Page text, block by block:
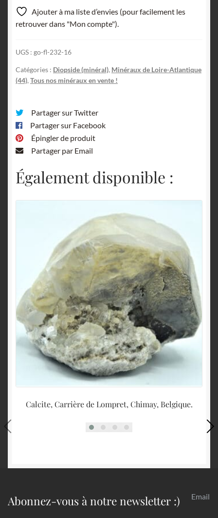
Saint-
Nazaire,
Loire-
Ajouter à ma liste d’envies (pour facilement les
retrouver dans "Mon compte").
UGS : go-fl-232-16
Catégories : Diopside (minéral), Minéraux de Loire-Atlantique
(44), Tous nos minéraux en vente !
Partager sur Twitter
Partager sur Facebook
Épingler de produit
Partager par Email
Également disponible :
Calcite, Carrière de Lompret, Chimay, Belgique.
Abonnez-vous à notre newsletter :) Email